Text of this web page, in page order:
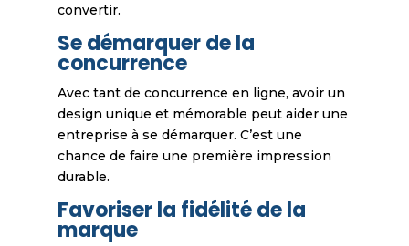
convertir.
Se démarquer de la
concurrence
Avec tant de concurrence en ligne, avoir un
design unique et mémorable peut aider une
entreprise à se démarquer. C’est une
chance de faire une première impression
durable.
Favoriser la fidélité de la
marque